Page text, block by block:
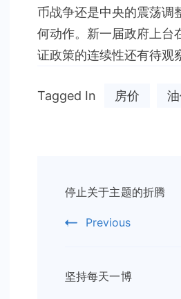
币战争还是中央的震荡调
何动作。新一届政府上台
证政策的连续性还有待观
Tagged In 房价
Navigation
停止关于主题的折腾
Previous
坚持每天一博